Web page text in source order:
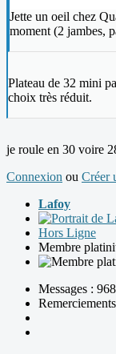
Jette un oeil chez
moment (2 jambes,
Plateau de 32 mini
choix très réduit.
je roule en 30 voire
Connexion ou Créer
Lafoy
Hors Ligne
Membre
Messages : 968